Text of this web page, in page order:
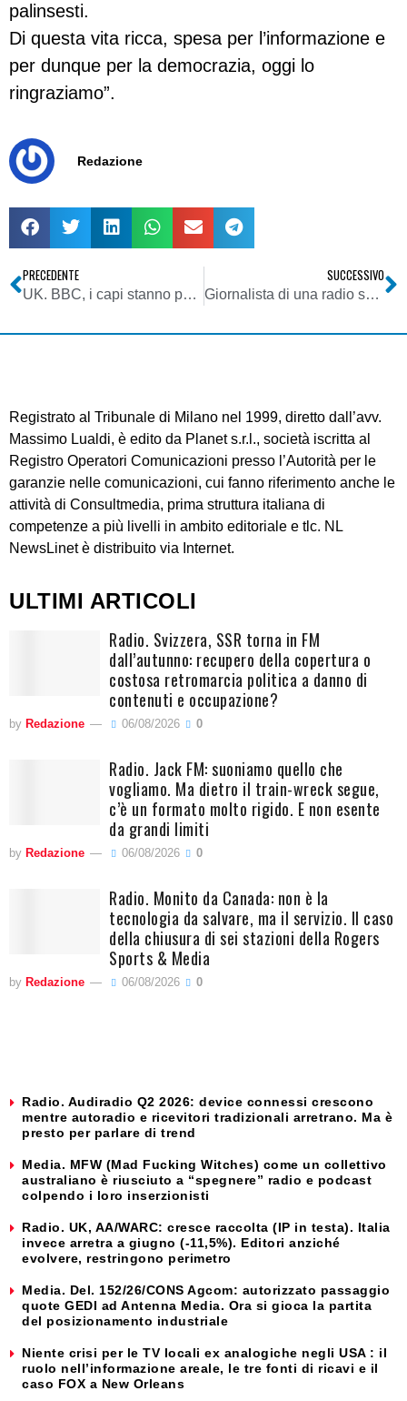
palinsesti.
Di questa vita ricca, spesa per l’informazione e
per dunque per la democrazia, oggi lo
ringraziamo”.
Redazione
PRECEDENTE
UK. BBC, i capi stanno pagando per gli errori dei sottoposti
SUCCESSIVO
Giornalista di una radio sostenuta dall’Onu ucciso in Congo
Registrato al Tribunale di Milano nel 1999, diretto dall’avv.
Massimo Lualdi, è edito da Planet s.r.l., società iscritta al
Registro Operatori Comunicazioni presso l’Autorità per le
garanzie nelle comunicazioni, cui fanno riferimento anche le
attività di Consultmedia, prima struttura italiana di
competenze a più livelli in ambito editoriale e tlc. NL
NewsLinet è distribuito via Internet.
ULTIMI ARTICOLI
Radio. Svizzera, SSR torna in FM
dall’autunno: recupero della copertura o
costosa retromarcia politica a danno di
contenuti e occupazione?
by Redazione 06/08/2026 0
Radio. Jack FM: suoniamo quello che
vogliamo. Ma dietro il train-wreck segue,
c’è un formato molto rigido. E non esente
da grandi limiti
by Redazione 06/08/2026 0
Radio. Monito da Canada: non è la
tecnologia da salvare, ma il servizio. Il caso
della chiusura di sei stazioni della Rogers
Sports & Media
by Redazione 06/08/2026 0
Radio. Audiradio Q2 2026: device connessi crescono
mentre autoradio e ricevitori tradizionali arretrano. Ma è
presto per parlare di trend
Media. MFW (Mad Fucking Witches) come un collettivo
australiano è riusciuto a “spegnere” radio e podcast
colpendo i loro inserzionisti
Radio. UK, AA/WARC: cresce raccolta (IP in testa). Italia
invece arretra a giugno (-11,5%). Editori anziché
evolvere, restringono perimetro
Media. Del. 152/26/CONS Agcom: autorizzato passaggio
quote GEDI ad Antenna Media. Ora si gioca la partita
del posizionamento industriale
Niente crisi per le TV locali ex analogiche negli USA : il
ruolo nell’informazione areale, le tre fonti di ricavi e il
caso FOX a New Orleans